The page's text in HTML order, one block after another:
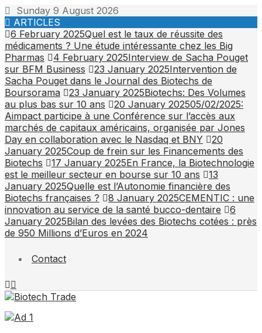
Sunday 9 August 2026
ARTICLES
6 February 2025Quel est le taux de réussite des
médicaments ? Une étude intéressante chez les Big
Pharmas
4 February 2025Interview de Sacha Pouget
sur BFM Business
23 January 2025Intervention de
Sacha Pouget dans le Journal des Biotechs de
Boursorama
23 January 2025Biotechs: Des Volumes
au plus bas sur 10 ans
20 January 202505/02/2025:
Aimpact participe à une Conférence sur l’accès aux
marchés de capitaux américains, organisée par Jones
Day en collaboration avec le Nasdaq et BNY
20
January 2025Coup de frein sur les Financements des
Biotechs
17 January 2025En France, la Biotechnologie
est le meilleur secteur en bourse sur 10 ans
13
January 2025Quelle est l’Autonomie financière des
Biotechs françaises ?
8 January 2025CEMENTIC : une
innovation au service de la santé bucco-dentaire
6
January 2025Bilan des levées des Biotechs cotées : près
de 950 Millions d’Euros en 2024
Contact